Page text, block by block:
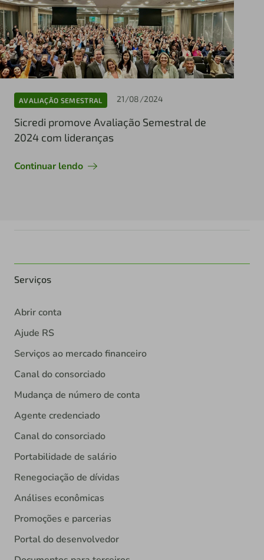
AVALIAÇÃO SEMESTRAL 21/08/2024
Sicredi promove Avaliação Semestral de
2024 com lideranças
Continuar lendo
Serviços
Abrir conta
Ajude RS
Serviços ao mercado financeiro
Canal do consorciado
Mudança de número de conta
Agente credenciado
Canal do consorciado
Portabilidade de salário
Renegociação de dívidas
Análises econômicas
Promoções e parcerias
Portal do desenvolvedor